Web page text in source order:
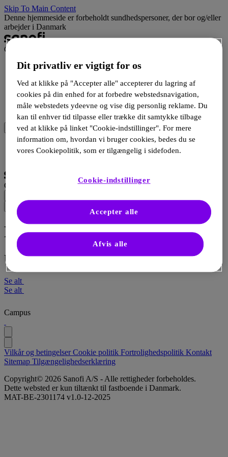
Skip To Main Content
Denne hjemmeside er forbeholdt sundhedspersoner, der bor og/eller
arbejder i Danmark
Campus
Terapeutisk område
Begivenhed
Produkt
Webshop
Registrer dig
Campus
PN – Prurigo Nodularis
Uddannelse
Se alt
Se alt
Campus
Vilkår og betingelserCookie politik Fortrolighedspolitik Kontakt
Sitemap Tilgængelighedserklæring
Copyright© 2026 Sanofi A/S - Alle rettigheder forbeholdes.
Dette websted er kun tiltænkt til fastboende i Danmark.
MAT-BE-2301174 v1.0-12-2025
Dit privatliv er vigtigt for os
Ved at klikke på "Accepter alle" accepterer du lagring af
cookies på din enhed for at forbedre webstedsnavigation,
måle webstedets ydeevne og vise dig personlig reklame. Du
kan til enhver tid tilpasse eller trække dit samtykke tilbage
ved at klikke på linket "Cookie-indstillinger". For mere
information om, hvordan vi bruger cookies, bedes du se
vores Cookiepolitik, som er tilgængelig i sidefoden.
Cookie-indstillinger
Afvis alle
Accepter alle